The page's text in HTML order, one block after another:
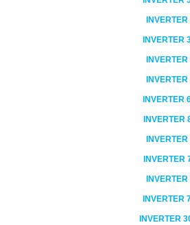
INVERTER
INVERTER
INVERTER
INVERTER
INVERTER
INVERTER
INVERTER
INVERTER
INVERTER
INVERTER
INVERTER